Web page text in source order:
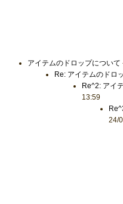
アイテムのドロップについて
Re: アイテムのドロ
Re^2: アイ
13:59
24/